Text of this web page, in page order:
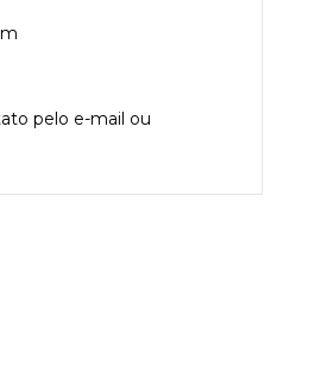
pelo e-mail ou